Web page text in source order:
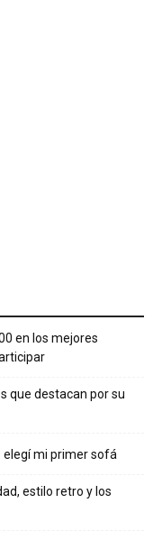
en los mejores
que destacan por su
elegí mi primer sofá
estilo retro y los